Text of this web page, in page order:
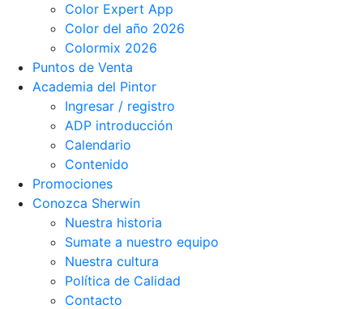
Color Expert App
Color del año 2026
Colormix 2026
Puntos de Venta
Academia del Pintor
Ingresar / registro
ADP introducción
Calendario
Contenido
Promociones
Conozca Sherwin
Nuestra historia
Sumate a nuestro equipo
Nuestra cultura
Política de Calidad
Contacto